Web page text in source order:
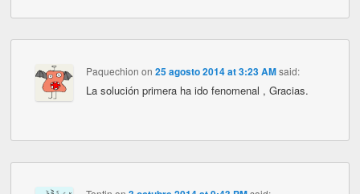
Paquechion on 25 agosto 2014 at 3:23 AM said:
La solución primera ha ido fenomenal , Gracias.